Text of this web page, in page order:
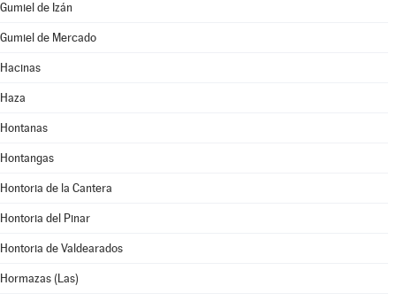
Gumiel de Izán
Gumiel de Mercado
Hacinas
Haza
Hontanas
Hontangas
Hontoria de la Cantera
Hontoria del Pinar
Hontoria de Valdearados
Hormazas (Las)